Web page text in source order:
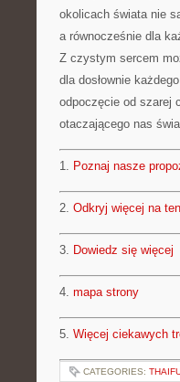
okolicach świata nie
a równocześnie dla
Z czystym sercem
dla dosłownie
odpoczęcie od szarej
otaczającego nas
1. Poznaj nasze
2. Odkryj więcej na
3. Dowiedz się więcej
4. mapa strony
5. Więcej ciekawych
CATEGORIES: